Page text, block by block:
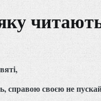
справою своєю не